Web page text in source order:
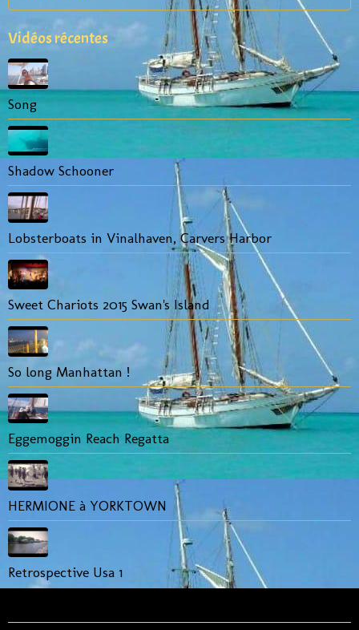
Vidéos récentes
Song
Shadow Schooner
Lobsterboats in Vinalhaven, Carvers Harbor
Sweet Chariots 2015 Swan's Island
So long Manhattan !
Eggemoggin Reach Regatta
HERMIONE à YORKTOWN
Retrospective Usa 1